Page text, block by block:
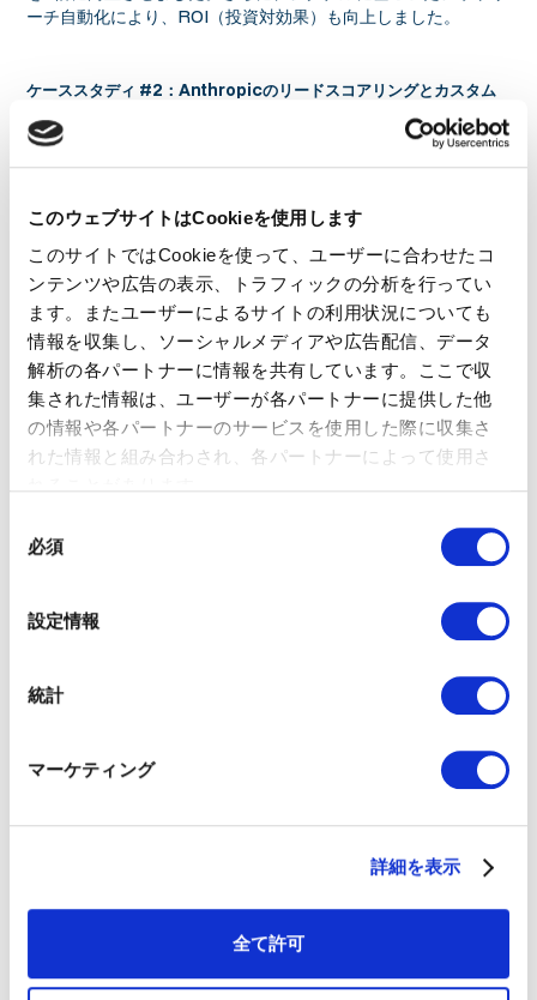
このウェブサイトはCookieを使用します
このサイトではCookieを使って、ユーザーに合わせたコ
ンテンツや広告の表示、トラフィックの分析を行ってい
ます。またユーザーによるサイトの利用状況についても
情報を収集し、ソーシャルメディアや広告配信、データ
解析の各パートナーに情報を共有しています。ここで収
集された情報は、ユーザーが各パートナーに提供した他
の情報や各パートナーのサービスを使用した際に収集さ
れた情報と組み合わされ、各パートナーによって使用さ
必須
設定情報
統計
マーケティング
詳細を表示
全て許可
ーチ自動化により、ROI（投資対効果）も向上しました。
ケーススタディ #2：Anthropicのリードスコアリングとカスタム
フィールドの強化
AnthropicはAI安全技術を開発する企業で、急増するインバウン
ドリードの効率的に管理する方法を模索していました。そこで
を用いたリードスコアリングとデータエンリッチメントを自動
化し、インバウンドリードの処理速度と精度を向上させまし
た。
-導入の背景: 少人数の営業チームで大量のリードを管理する必要
があり、従来の手作業によるリードスコアリングやデータエン
リッチメントには限界がありました。
-成果: エンリッチメントカバレッジが3倍に向上し、データ管理
の効率化により1週間あたり約4時間の節約が実現しました。
AnthropicはClayによってデータプロバイダの統合も達成し、必
要なデータを1つのプラットフォームで管理することが可能とな
CoverflexとAnthropicのケーススタディは、Clayが実現する生
ルベースの自動化によってターゲットの精度が高まり、アウト
リーチの効果が飛躍的に向上しました。一方で、Anthropicでは
で、少人数チームでも迅速なインバウンドリード管理が実現
し、効率性が向上しました。これらの導入事例から、企業が営
化やコスト削減を達成できることが明らかになっています。
ワークフローのカスタマイズを重視
: CoverflexとAnthropicの両
タマイズすることで、導入効果が最大化されます。
: Clayのシグナルベースの自動化は、ター
きるよう支援します。
: データプロバイダを統合し、Clayを中心にデ
ータ管理を一元化することで、データの重複を防ぎ、データの